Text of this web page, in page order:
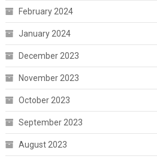
February 2024
January 2024
December 2023
November 2023
October 2023
September 2023
August 2023